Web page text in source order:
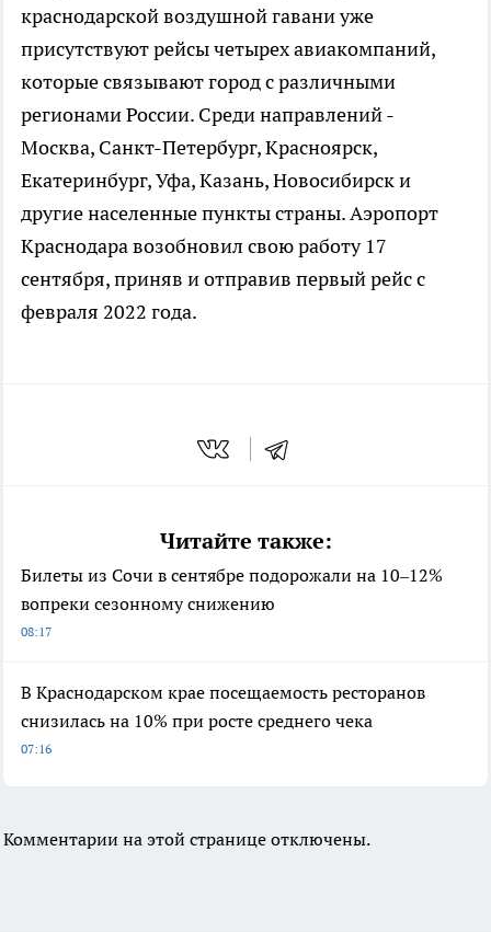
краснодарской воздушной гавани уже
присутствуют рейсы четырех авиакомпаний,
которые связывают город с различными
регионами России. Среди направлений -
Москва, Санкт-Петербург, Красноярск,
Екатеринбург, Уфа, Казань, Новосибирск и
другие населенные пункты страны. Аэропорт
Краснодара возобновил свою работу 17
сентября, приняв и отправив первый рейс с
февраля 2022 года.
Читайте также:
Билеты из Сочи в сентябре подорожали на 10–12%
вопреки сезонному снижению
08:17
В Краснодарском крае посещаемость ресторанов
снизилась на 10% при росте среднего чека
07:16
Комментарии на этой странице отключены.